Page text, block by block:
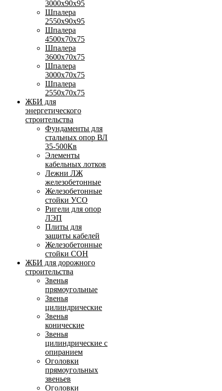
3000х90х95
Шпалера
2550х90х95
Шпалера
4500х70х75
Шпалера
3600х70х75
Шпалера
3000х70х75
Шпалера
2550х70х75
ЖБИ для
энергетического
строительства
Фундаменты для
стальных опор ВЛ
35-500Кв
Элементы
кабельных лотков
Лежни ЛЖ
железобетонные
Железобетонные
стойки УСО
Ригели для опор
ЛЭП
Плиты для
защиты кабелей
Железобетонные
стойки СОН
ЖБИ для дорожного
строительства
Звенья
прямоугольные
Звенья
цилиндрические
Звенья
конические
Звенья
цилиндрические с
опиранием
Оголовки
прямоугольных
звеньев
Оголовки